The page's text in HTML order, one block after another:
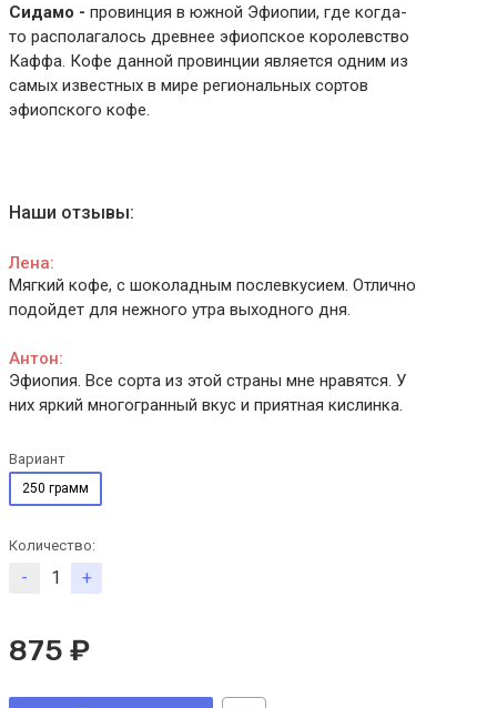
Сидамо - провинция в южной Эфиопии, где когда-
то располагалось древнее эфиопское королевство
Каффа. Кофе данной провинции является одним из
самых известных в мире региональных сортов
эфиопского кофе.
Наши отзывы:
Лена:
Мягкий кофе, с шоколадным послевкусием. Отлично
подойдет для нежного утра выходного дня.
Антон:
Эфиопия. Все сорта из этой страны мне нравятся. У
них яркий многогранный вкус и приятная кислинка.
Вариант
250 грамм
Количество:
- +
875 ₽